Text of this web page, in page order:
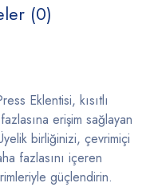
(0)
Eklentisi, kısıtlı
erişim sağlayan
birliğinizi, çevrimiçi
fazlasını içeren
güçlendirin.